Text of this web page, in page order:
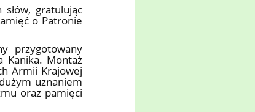
gratulując
o Patronie
przygotowany
Kanika. Montaż
Armii Krajowej
uznaniem
oraz pamięci